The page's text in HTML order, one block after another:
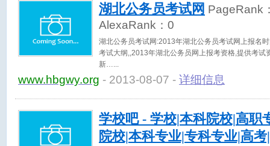
湖北公务员考试网 PageRank
AlexaRank： 0
湖北公务员考试网:2013年湖北公务员考试网上报名
考试大纲,,2013年湖北公务员网上报考资格,提供考试
新…
www.hbgwy.org - 2013-08-07 - 详细信息
学校吧 - 学校|本科院校|高职
院校|本科专业|专科专业|高